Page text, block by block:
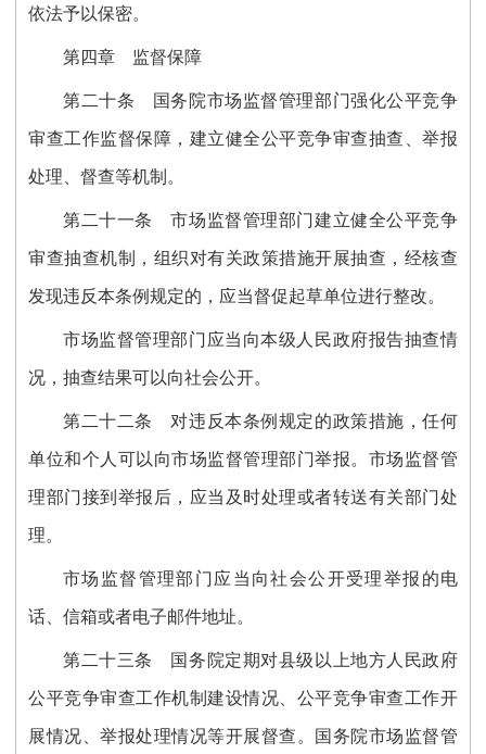
依法予以保密。
第四章 监督保障
第二十条 国务院市场监督管理部门强化公平竞争
审查工作监督保障，建立健全公平竞争审查抽查、举报
处理、督查等机制。
第二十一条 市场监督管理部门建立健全公平竞争
审查抽查机制，组织对有关政策措施开展抽查，经核查
发现违反本条例规定的，应当督促起草单位进行整改。
市场监督管理部门应当向本级人民政府报告抽查情
况，抽查结果可以向社会公开。
第二十二条 对违反本条例规定的政策措施，任何
单位和个人可以向市场监督管理部门举报。市场监督管
理部门接到举报后，应当及时处理或者转送有关部门处
理。
市场监督管理部门应当向社会公开受理举报的电
话、信箱或者电子邮件地址。
第二十三条 国务院定期对县级以上地方人民政府
公平竞争审查工作机制建设情况、公平竞争审查工作开
展情况、举报处理情况等开展督查。国务院市场监督管